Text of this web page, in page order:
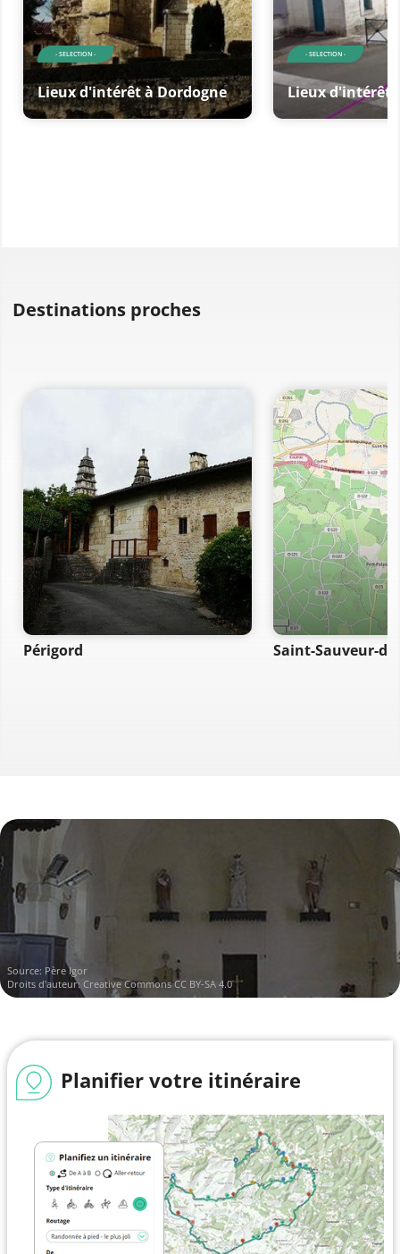
- SELECTION -
Lieux d'intérêt à Dordogne
- SELECTION -
Lieux d'intérêt
Destinations proches
Périgord Saint-Sauveur-
Source: Père Igor
Droits d'auteur: Creative Commons CC BY-SA 4.0
Planifier votre itinéraire